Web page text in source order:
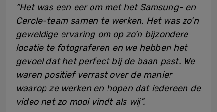
“Het was een eer om met het Samsung- en
Cercle-team samen te werken. Het was zo’n
geweldige ervaring om op zo’n bijzondere
locatie te fotograferen en we hebben het
gevoel dat het perfect bij de baan past. We
waren positief verrast over de manier
waarop ze werken en hopen dat iedereen de
video net zo mooi vindt als wij”.